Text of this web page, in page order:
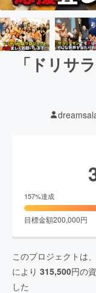
「ドリサ
157%達成
目標金額200,000円
このプロジェクトは、
により 315,500円の
した